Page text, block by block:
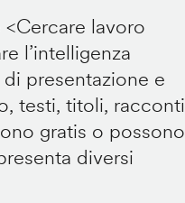
Cercare lavoro
l’intelligenza
presentazione e
testi, titoli, racconti
gratis o possono
diversi